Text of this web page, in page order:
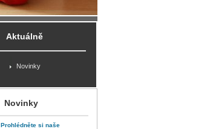
Aktuálně
Novinky
Novinky
Prohlédněte si naše